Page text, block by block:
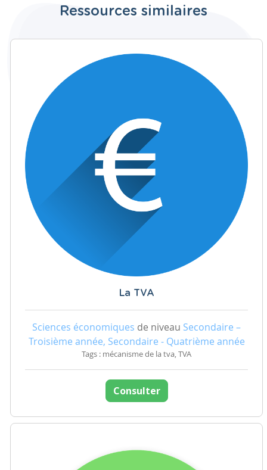
Ressources similaires
La TVA
Sciences économiques de niveau Secondaire –
Troisième année, Secondaire - Quatrième année
Tags : mécanisme de la tva, TVA
Consulter